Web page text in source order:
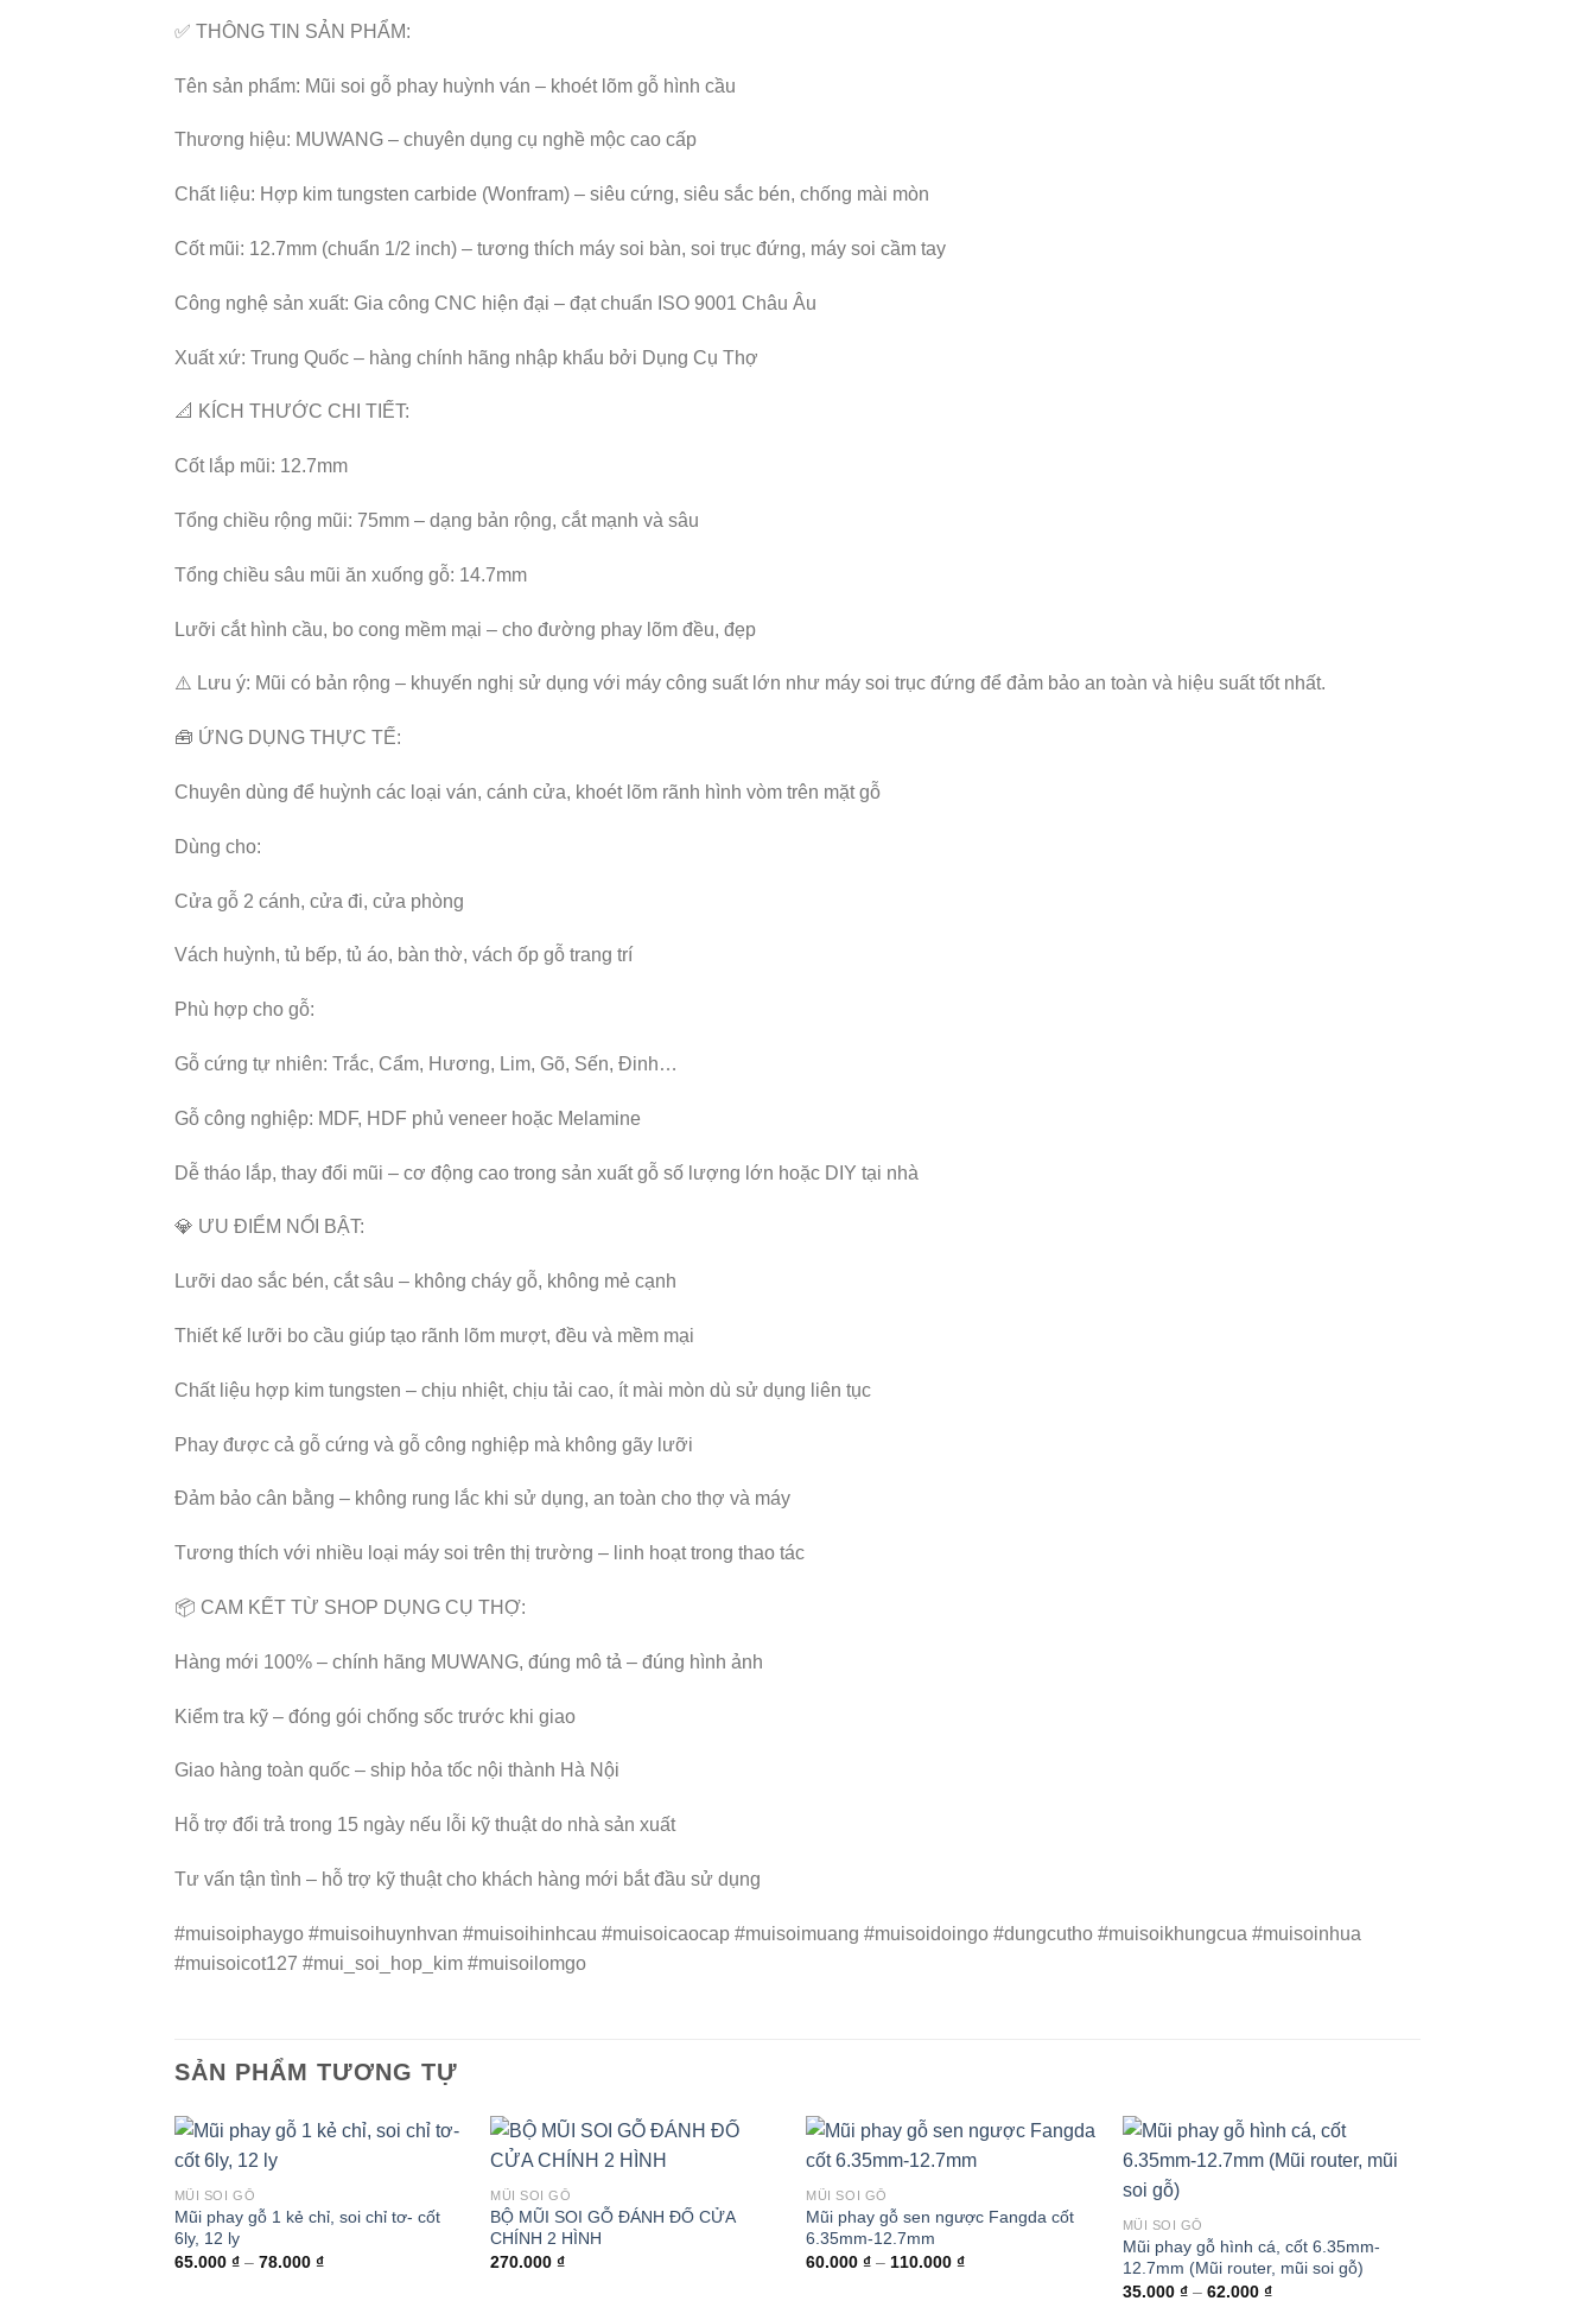
✅ THÔNG TIN SẢN PHẨM:
Tên sản phẩm: Mũi soi gỗ phay huỳnh ván – khoét lõm gỗ hình cầu
Thương hiệu: MUWANG – chuyên dụng cụ nghề mộc cao cấp
Chất liệu: Hợp kim tungsten carbide (Wonfram) – siêu cứng, siêu sắc bén, chống mài mòn
Cốt mũi: 12.7mm (chuẩn 1/2 inch) – tương thích máy soi bàn, soi trục đứng, máy soi cầm tay
Công nghệ sản xuất: Gia công CNC hiện đại – đạt chuẩn ISO 9001 Châu Âu
Xuất xứ: Trung Quốc – hàng chính hãng nhập khẩu bởi Dụng Cụ Thợ
📐 KÍCH THƯỚC CHI TIẾT:
Cốt lắp mũi: 12.7mm
Tổng chiều rộng mũi: 75mm – dạng bản rộng, cắt mạnh và sâu
Tổng chiều sâu mũi ăn xuống gỗ: 14.7mm
Lưỡi cắt hình cầu, bo cong mềm mại – cho đường phay lõm đều, đẹp
⚠️ Lưu ý: Mũi có bản rộng – khuyến nghị sử dụng với máy công suất lớn như máy soi trục đứng để đảm bảo an toàn và hiệu suất tốt nhất.
🧰 ỨNG DỤNG THỰC TẾ:
Chuyên dùng để huỳnh các loại ván, cánh cửa, khoét lõm rãnh hình vòm trên mặt gỗ
Dùng cho:
Cửa gỗ 2 cánh, cửa đi, cửa phòng
Vách huỳnh, tủ bếp, tủ áo, bàn thờ, vách ốp gỗ trang trí
Phù hợp cho gỗ:
Gỗ cứng tự nhiên: Trắc, Cẩm, Hương, Lim, Gõ, Sến, Đinh…
Gỗ công nghiệp: MDF, HDF phủ veneer hoặc Melamine
Dễ tháo lắp, thay đổi mũi – cơ động cao trong sản xuất gỗ số lượng lớn hoặc DIY tại nhà
💎 ƯU ĐIỂM NỔI BẬT:
Lưỡi dao sắc bén, cắt sâu – không cháy gỗ, không mẻ cạnh
Thiết kế lưỡi bo cầu giúp tạo rãnh lõm mượt, đều và mềm mại
Chất liệu hợp kim tungsten – chịu nhiệt, chịu tải cao, ít mài mòn dù sử dụng liên tục
Phay được cả gỗ cứng và gỗ công nghiệp mà không gãy lưỡi
Đảm bảo cân bằng – không rung lắc khi sử dụng, an toàn cho thợ và máy
Tương thích với nhiều loại máy soi trên thị trường – linh hoạt trong thao tác
📦 CAM KẾT TỪ SHOP DỤNG CỤ THỢ:
Hàng mới 100% – chính hãng MUWANG, đúng mô tả – đúng hình ảnh
Kiểm tra kỹ – đóng gói chống sốc trước khi giao
Giao hàng toàn quốc – ship hỏa tốc nội thành Hà Nội
Hỗ trợ đổi trả trong 15 ngày nếu lỗi kỹ thuật do nhà sản xuất
Tư vấn tận tình – hỗ trợ kỹ thuật cho khách hàng mới bắt đầu sử dụng
#muisoiphaygo #muisoihuynhvan #muisoihinhcau #muisoicaocap #muisoimuang #muisoidoingo #dungcutho #muisoikhungcua #muisoinhua
#muisoicot127 #mui_soi_hop_kim #muisoilomgo
SẢN PHẨM TƯƠNG TỰ
MŨI SOI GỖ
Mũi phay gỗ 1 kẻ chỉ, soi chỉ tơ- cốt
6ly, 12 ly
65.000 ₫ – 78.000 ₫Khoảng
MŨI SOI GỖ
BỘ MŨI SOI GỖ ĐÁNH ĐỐ CỬA
CHÍNH 2 HÌNH
270.000₫
MŨI SOI GỖ
Mũi phay gỗ sen ngược Fangda cốt
6.35mm-12.7mm
60.000₫ – 110.000₫Khoảng
MŨI SOI GỖ
Mũi phay gỗ hình cá, cốt 6.35mm-
12.7mm (Mũi router, mũi soi gỗ)
35.000 ₫ – 62.000 ₫Khoảng